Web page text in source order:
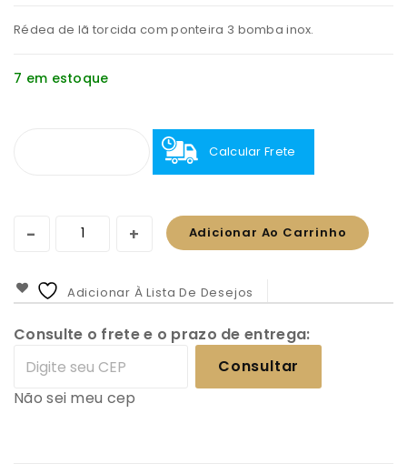
Rédea de lã torcida com ponteira 3 bomba inox.
7 em estoque
Calcular Frete
Adicionar Ao Carrinho
Adicionar À Lista De Desejos
Consulte o frete e o prazo de entrega:
Consultar
Não sei meu cep